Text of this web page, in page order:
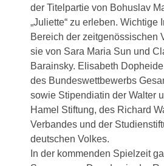
der Titelpartie von Bohuslav
„Juliette“ zu erleben. Wichtige
Bereich der zeitgenössischen
sie von Sara Maria Sun und
Barainsky. Elisabeth
des Bundeswettbewerbs
sowie Stipendiatin der Walter
Hamel Stiftung, des Richard
Verbandes und der
deutschen Volkes.
In der kommenden Spielzeit